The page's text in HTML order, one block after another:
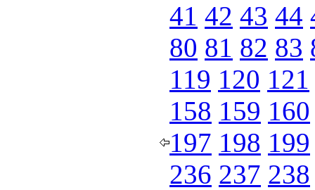
41 42 43 44
80 81 82 83
119 120 121
158 159 160
197 198 199
236 237 238